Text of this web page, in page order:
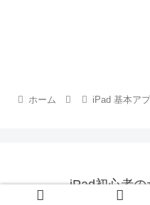
ホーム iPad 基本ア
iPad初心者